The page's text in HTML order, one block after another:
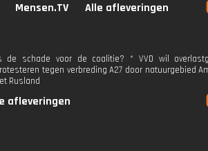
Mensen.TV Alle afleveringen
schade voor de coalitie? * VVD wil
tegen verbreding A27 door natuurgebied
Rusland
afleveringen